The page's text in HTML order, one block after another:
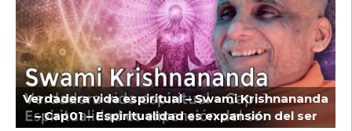
Verdadera vida espiritual – Swami Krishnananda
– Cap01 – Espiritualidad es expansión del ser